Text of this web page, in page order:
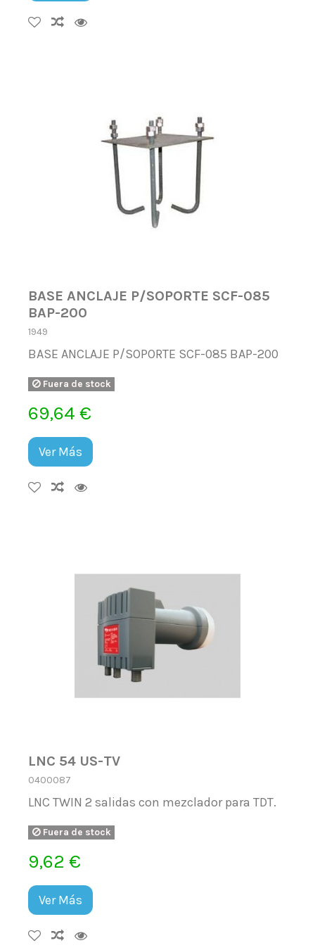
BASE ANCLAJE P/SOPORTE SCF-085
BAP-200
1949
BASE ANCLAJE P/SOPORTE SCF-085 BAP-200
Fuera de stock
69,64 €
Ver Más
LNC 54 US-TV
0400087
LNC TWIN 2 salidas con mezclador para TDT.
Fuera de stock
9,62 €
Ver Más